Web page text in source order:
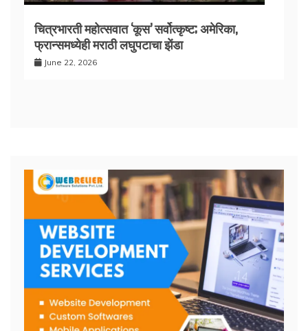
चित्रभारती महोत्सवात ‘कूस’ सर्वोत्कृष्ट; अमेरिका,
फ्रान्समध्येही मराठी लघुपटाचा झेंडा
June 22, 2026